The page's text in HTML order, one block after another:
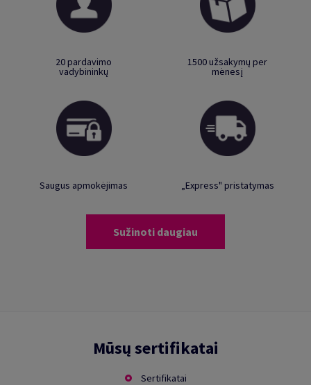
20 pardavimo
vadybininkų
1500 užsakymų per
mėnesį
Saugus apmokėjimas „Express" pristatymas
Sužinoti daugiau
Mūsų sertifikatai
Sertifikatai